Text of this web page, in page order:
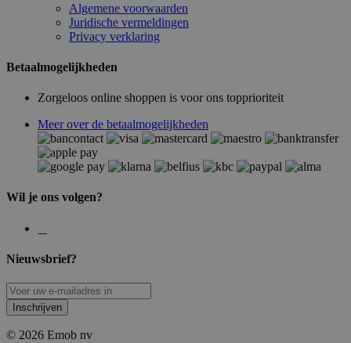
Algemene voorwaarden
Juridische vermeldingen
Privacy verklaring
Betaalmogelijkheden
Zorgeloos online shoppen is voor ons topprioriteit
Meer over de betaalmogelijkheden
Wil je ons volgen?
Nieuwsbrief?
Inschrijven
© 2026 Emob nv